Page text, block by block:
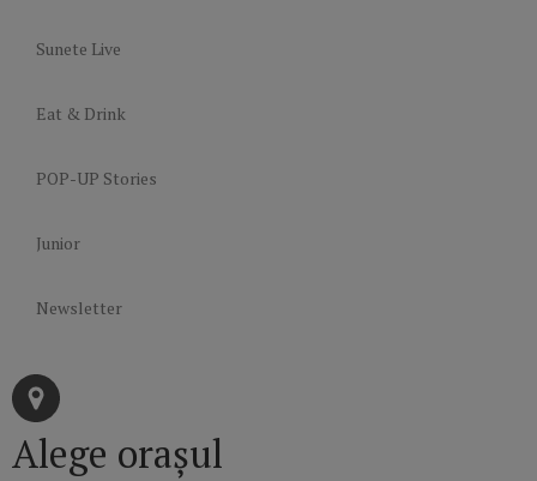
Sunete Live
Eat & Drink
POP-UP Stories
Junior
Newsletter
Alege orașul